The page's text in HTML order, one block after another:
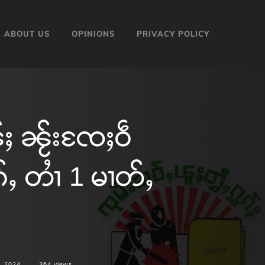
ABOUT US OPINIONS PRIVACY POLICY
ၼႂ်းၸႄႈဝဵ
တၢႆ 1 မၢတ်ႇ